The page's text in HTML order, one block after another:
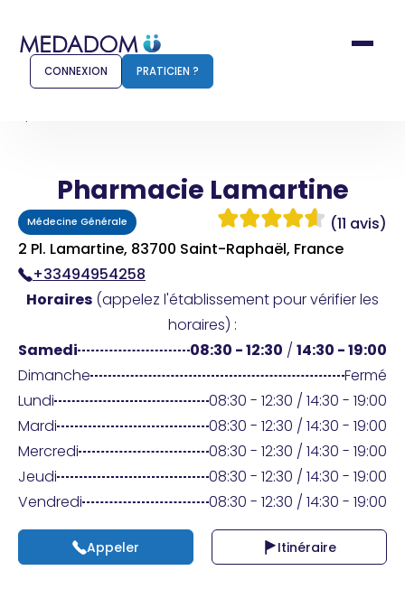
Comment ça marche ?
Pour les patients
Pharmacien
Connexion
Praticien ?
CONNEXION PRATICIEN ?
Pharmacie Lamartine
Médecine Générale
(11 avis)
2 Pl. Lamartine, 83700 Saint-Raphaël, France
+33494954258
Horaires (appelez l'établissement pour vérifier les
horaires) :
Samedi
08:30 - 12:30 / 14:30 - 19:00
Dimanche
Fermé
Lundi
08:30 - 12:30 / 14:30 - 19:00
Mardi
08:30 - 12:30 / 14:30 - 19:00
Mercredi
08:30 - 12:30 / 14:30 - 19:00
Jeudi
08:30 - 12:30 / 14:30 - 19:00
Vendredi
08:30 - 12:30 / 14:30 - 19:00
Appeler Itinéraire